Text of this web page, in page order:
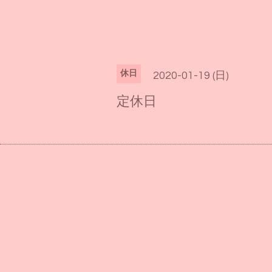
休日 2020-01-19 (日)
定休日